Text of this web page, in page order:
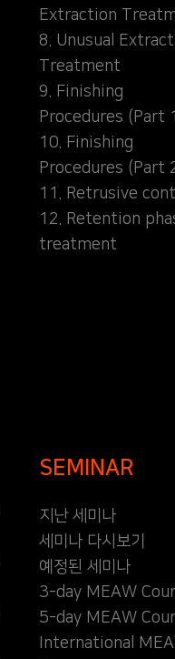
Extraction
8. Unusual
Treatment
9. Finishing
Procedures (Part
10. Finishing
Procedures (Part
11. Retrusive
12. Retention
treatment
SEMINAR
지난 세미나
세미나 다시보기
예정된 세미나
3-day MEAW
5-day MEAW
International